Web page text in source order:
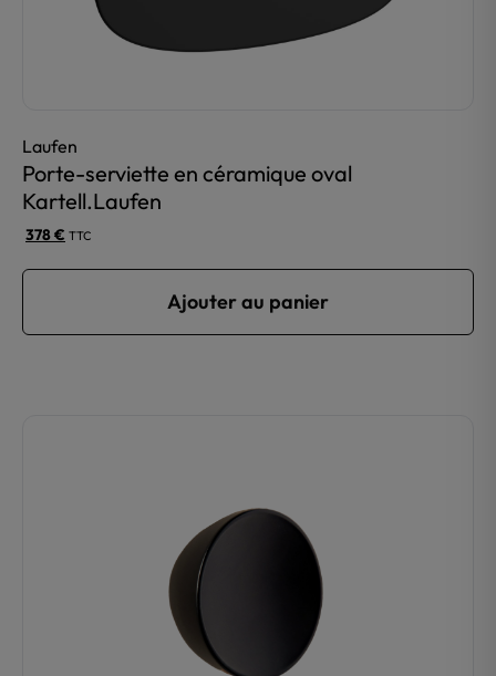
Laufen
Porte-serviette en céramique oval
Kartell.Laufen
378€ TTC
Ajouter au panier